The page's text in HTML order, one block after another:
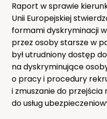
Raport w sprawie
Unii Europejskiej
formami dyskryminacji
przez osoby starsze w
był utrudniony dostęp
na dyskryminujące
o pracy i procedury
i zmuszanie do
do usług